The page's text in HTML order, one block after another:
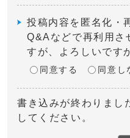
投稿内容を匿名化・
Q&Aなどで再利用さ
すが、よろしいです
同意する 同意し
書き込みが終わりまし
してください。